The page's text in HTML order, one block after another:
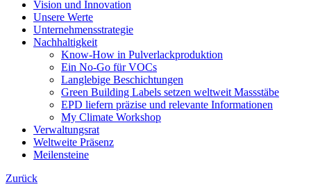
Vision und Innovation
Unsere Werte
Unternehmensstrategie
Nachhaltigkeit
Know-How in Pulverlackproduktion
Ein No-Go für VOCs
Langlebige Beschichtungen
Green Building Labels setzen weltweit Massstäbe
EPD liefern präzise und relevante Informationen
My Climate Workshop
Verwaltungsrat
Weltweite Präsenz
Meilensteine
Zurück